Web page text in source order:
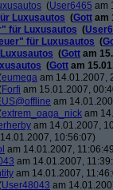
(User6465 am
Luxusautos (Gott am
für Luxusautos (
für Luxusautos (
(Gott am
(Gott am
eumega am 14.01.2007,
Forfi am 15.01.2007,
am
extrem_oaga_nick am
am 14.01.2007,
10:56:07)
am 14.01.2007,
am 14.01.2007,
am 14.01.2007,
User48043 am